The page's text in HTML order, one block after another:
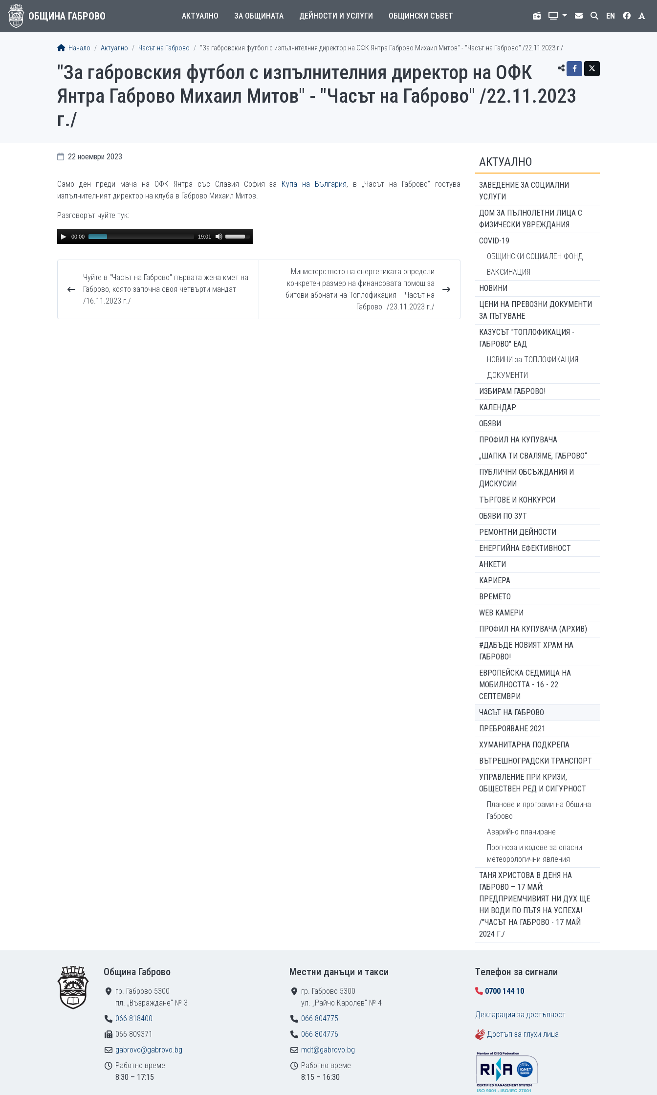
ОБЩИНА ГАБРОВО АКТУАЛНО ЗА ОБЩИНАТА ДЕЙНОСТИ И УСЛУГИ ОБЩИНСКИ СЪВЕТ EN
Начало Актуално Часът на Габрово "За габровския футбол с изпълнителния директор на ОФК Янтра Габрово Михаил Митов" - "Часът на Габрово" /22.11.2023 г./
"За габровския футбол с изпълнителния директор на ОФК
Янтра Габрово Михаил Митов" - "Часът на Габрово" /22.11.2023
г./
22 ноември 2023
Само ден преди мача на ОФК Янтра със Славия София за Купа на България, в „Часът на Габрово“ гостува
изпълнителният директор на клуба в Габрово Михаил Митов.
Разговорът чуйте тук:
Audio
Player
00:00 19:01
Use
Up/Down
Arrow
to
increase
decrease
Чуйте в "Часът на Габрово" първата жена кмет на
Габрово, която започна своя четвърти мандат
/16.11.2023 г./
Министерството на енергетиката определи
конкретен размер на финансовата помощ за
битови абонати на Топлофикация - "Часът на
Габрово" /23.11.2023 г./
АКТУАЛНО
ЗАВЕДЕНИЕ ЗА СОЦИАЛНИ
УСЛУГИ
ДОМ ЗА ПЪЛНОЛЕТНИ ЛИЦА С
ФИЗИЧЕСКИ УВРЕЖДАНИЯ
COVID-19
ОБЩИНСКИ СОЦИАЛЕН ФОНД
ВАКСИНАЦИЯ
НОВИНИ
ЦЕНИ НА ПРЕВОЗНИ ДОКУМЕНТИ
ЗА ПЪТУВАНЕ
КАЗУСЪТ "ТОПЛОФИКАЦИЯ -
ГАБРОВО" ЕАД
НОВИНИ за ТОПЛОФИКАЦИЯ
ДОКУМЕНТИ
ИЗБИРАМ ГАБРОВО!
КАЛЕНДАР
ОБЯВИ
ПРОФИЛ НА КУПУВАЧА
„ШАПКА ТИ СВАЛЯМЕ, ГАБРОВО“
ПУБЛИЧНИ ОБСЪЖДАНИЯ И
ДИСКУСИИ
ТЪРГОВЕ И КОНКУРСИ
ОБЯВИ ПО ЗУТ
РЕМОНТНИ ДЕЙНОСТИ
ЕНЕРГИЙНА ЕФЕКТИВНОСТ
АНКЕТИ
КАРИЕРА
ВРЕМЕТО
WEB КАМЕРИ
ПРОФИЛ НА КУПУВАЧА (АРХИВ)
#ДАБЪДЕ НОВИЯТ ХРАМ НА
ГАБРОВО!
ЕВРОПЕЙСКА СЕДМИЦА НА
МОБИЛНОСТТА - 16 - 22
СЕПТЕМВРИ
ЧАСЪТ НА ГАБРОВО
ПРЕБРОЯВАНЕ 2021
ХУМАНИТАРНА ПОДКРЕПА
ВЪТРЕШНОГРАДСКИ ТРАНСПОРТ
УПРАВЛЕНИЕ ПРИ КРИЗИ,
ОБЩЕСТВЕН РЕД И СИГУРНОСТ
Планове и програми на Община
Габрово
Аварийно планиране
Прогноза и кодове за опасни
метеорологични явления
ТАНЯ ХРИСТОВА В ДЕНЯ НА
ГАБРОВО – 17 МАЙ:
ПРЕДПРИЕМЧИВИЯТ НИ ДУХ ЩЕ
НИ ВОДИ ПО ПЪТЯ НА УСПЕХА!
/"ЧАСЪТ НА ГАБРОВО - 17 МАЙ
2024 Г./
Община Габрово
гр. Габрово 5300
пл. „Възраждане“ № 3
066 818400
066 809371
gabrovo@gabrovo.bg
Работно време
8:30 – 17:15
Местни данъци и такси
гр. Габрово 5300
ул. „Райчо Каролев“ № 4
066 804775
066 804776
mdt@gabrovo.bg
Работно време
8:15 – 16:30
Tелефон за сигнали
0700 144 10
Декларация за достъпност
Достъп за глухи лица